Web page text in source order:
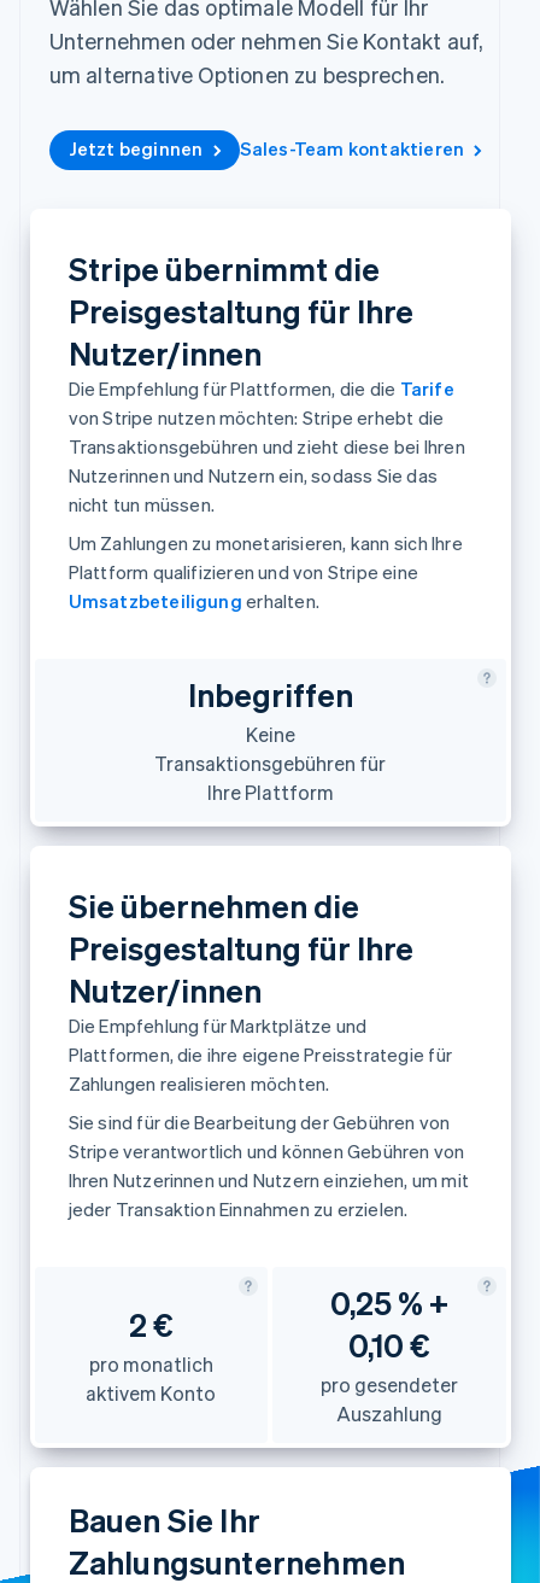
Zugriff auf mehr als
125
Terminal
Boost
Optimierung der
Financial
Connections
Verbundene
Finanzdaten
Data Pipeline
Mehr
Product roadmap
Ausblick
Betrugsprävention
Atlas
Start-up-Gründung
Online-Identitätsprüfung
Jetzt ansehen
Geldmanagement
Plattformen
Nach Branche
Bewirtung, Reisen und
Freizeit
Versicherungen
Medien und
Unterhaltung
Gemeinnützige
Organisationen
Fachdienstleistungen
Öffentlicher Sektor
Einzelhandel
Ecosystem
Partner
Marktplatz auf
Grundlagen der
nutzungsbasierte
Abrechnung um
Stablecoin-gestützte
Verwaltung von
Diensten mit Agenten
App-Integrationen
Code-Beispiele
Entwickler-Blog
Produkt-Roadmap
Stripe Sessions
Karriere
Sales-Team
kontaktieren
Partner werden
Wählen Sie das optimale Modell für Ihr
Unternehmen oder nehmen Sie Kontakt auf,
um alternative Optionen zu besprechen.
Jetzt beginnen Sales-Team kontaktieren
Stripe übernimmt die
Preisgestaltung für Ihre
Nutzer/innen
Die Empfehlung für Plattformen, die die Tarife
von Stripe nutzen möchten: Stripe erhebt die
Transaktionsgebühren und zieht diese bei Ihren
Nutzerinnen und Nutzern ein, sodass Sie das
nicht tun müssen.
Um Zahlungen zu monetarisieren, kann sich Ihre
Plattform qualifizieren und von Stripe eine
Umsatzbeteiligung erhalten.
Inbegriffen
Keine
Transaktionsgebühren für
Ihre Plattform
Sie übernehmen die
Preisgestaltung für Ihre
Nutzer/innen
Die Empfehlung für Marktplätze und
Plattformen, die ihre eigene Preisstrategie für
Zahlungen realisieren möchten.
Sie sind für die Bearbeitung der Gebühren von
Stripe verantwortlich und können Gebühren von
Ihren Nutzerinnen und Nutzern einziehen, um mit
jeder Transaktion Einnahmen zu erzielen.
2 €
pro monatlich
aktivem Konto
0,25 % +
0,10 €
pro gesendeter
Auszahlung
Bauen Sie Ihr
Zahlungsunternehmen